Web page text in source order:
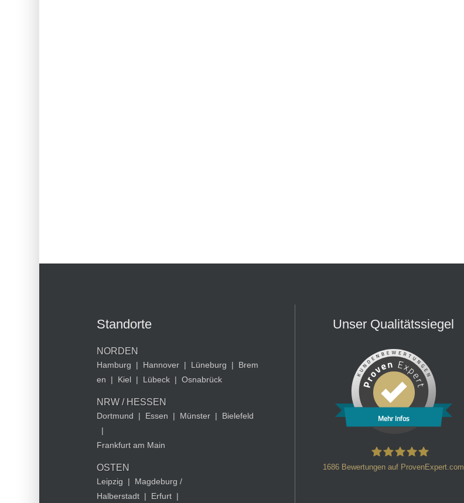
Standorte
NORDEN
Hamburg | Hannover | Lüneburg |
Brem
en
| Kiel | Lübeck | Osnabrück
NRW / HESSEN
Dortmund | Essen | Münster |
Bielefeld
|
Frankfurt am Main
OSTEN
Leipzig |
Magdeburg /
Halberstadt | Erfurt |
Unser Qualitätssiegel
Mehr Infos
1686 Bewertungen auf ProvenExpert.com